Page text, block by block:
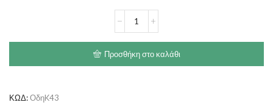
Οδηγός-
Large
ποσότητα
Προσθήκη στο καλάθι
ΚΩΔ:ΟδηK43